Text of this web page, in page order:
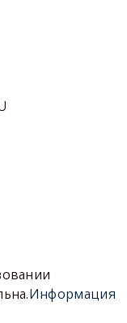
Информация